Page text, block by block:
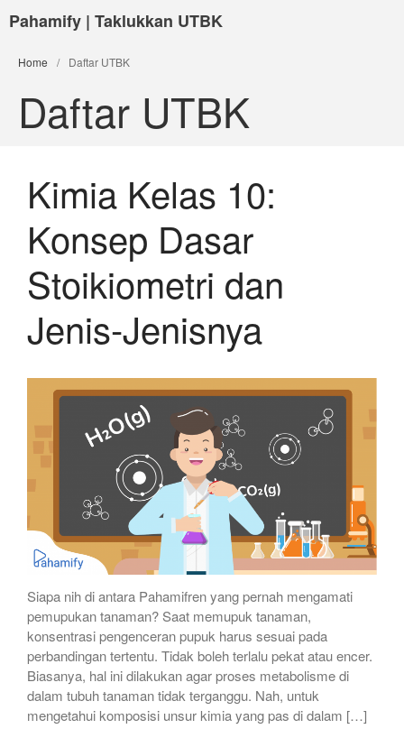
Pahamify | Taklukkan UTBK
Home / Daftar UTBK
Daftar UTBK
Kimia Kelas 10:
Konsep Dasar
Stoikiometri dan
Jenis-Jenisnya
Siapa nih di antara Pahamifren yang pernah mengamati
pemupukan tanaman? Saat memupuk tanaman,
konsentrasi pengenceran pupuk harus sesuai pada
perbandingan tertentu. Tidak boleh terlalu pekat atau encer.
Biasanya, hal ini dilakukan agar proses metabolisme di
dalam tubuh tanaman tidak terganggu. Nah, untuk
mengetahui komposisi unsur kimia yang pas di dalam […]